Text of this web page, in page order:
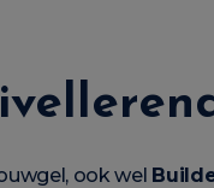
ook wel